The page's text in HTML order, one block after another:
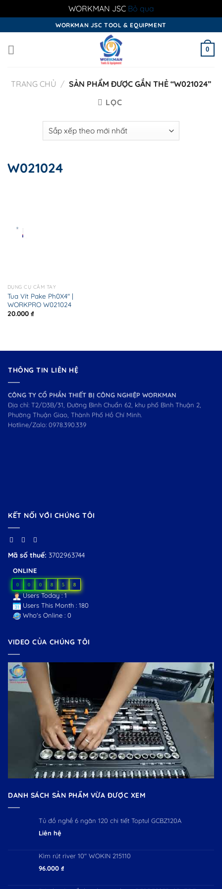
WORKMAN JSC Bỏ qua
to
content
WORKMAN JSC TOOL & EQUIPMENT
0
TRANG CHỦ / SẢN PHẨM ĐƯỢC GẮN THẺ “W021024”
LỌC
W021024
DỤNG CỤ CẦM TAY
Tua Vít Pake Ph0X4″ |
WORKPRO W021024
20.000 ₫
THÔNG TIN LIÊN HỆ
CÔNG TY CỔ PHẦN THIẾT BỊ CÔNG NGHIỆP WORKMAN
Địa chỉ: T2/D3B/31, Đường Bình Chuẩn 62, khu phố Bình Thuận 2,
Phường Thuận Giao, Thành Phố Hồ Chí Minh.
Hotline/Zalo: 0978.390.339
KẾT NỐI VỚI CHÚNG TÔI
Mã số thuế: 3702963744
ONLINE
0 0 0 8 5 8
Users Today : 1
Users This Month : 180
Who's Online : 0
VIDEO CỦA CHÚNG TÔI
DANH SÁCH SẢN PHẨM VỪA ĐƯỢC XEM
Tủ đồ nghề 6 ngăn 120 chi tiết Toptul GCBZ120A
Liên hệ
Kìm rút river 10" WOKIN 215110
96.000 ₫